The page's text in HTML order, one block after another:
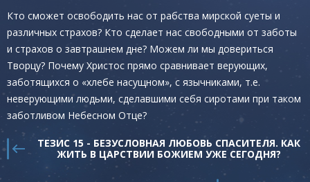
Кто сможет освободить нас от рабства мирской суеты и
различных страхов? Кто сделает нас свободными от заботы
и страхов о завтрашнем дне? Можем ли мы довериться
Творцу? Почему Христос прямо сравнивает верующих,
заботящихся о «хлебе насущном», с язычниками, т.е.
неверующими людьми, сделавшими себя сиротами при таком
заботливом Небесном Отце?
ТЕЗИС 15 - БЕЗУСЛОВНАЯ ЛЮБОВЬ СПАСИТЕЛЯ. КАК
ЖИТЬ В ЦАРСТВИИ БОЖИЕМ УЖЕ СЕГОДНЯ?